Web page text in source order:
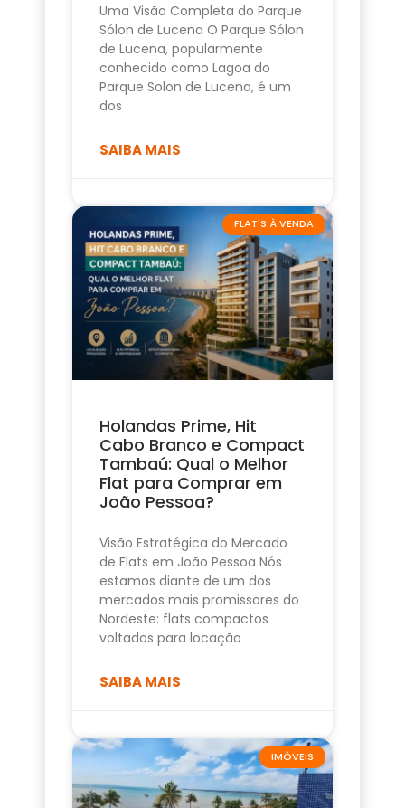
Uma Visão Completa do Parque
Sólon de Lucena O Parque Sólon
de Lucena, popularmente
conhecido como Lagoa do
Parque Solon de Lucena, é um
dos
SAIBA MAIS
FLAT'S À VENDA
Holandas Prime, Hit
Cabo Branco e Compact
Tambaú: Qual o Melhor
Flat para Comprar em
João Pessoa?
Visão Estratégica do Mercado
de Flats em João Pessoa Nós
estamos diante de um dos
mercados mais promissores do
Nordeste: flats compactos
voltados para locação
SAIBA MAIS
IMÓVEIS